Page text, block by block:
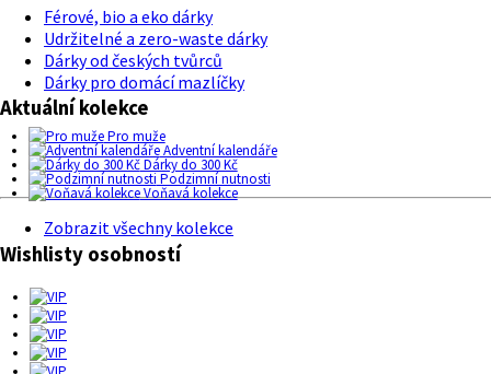
Férové, bio a eko dárky
Udržitelné a zero-waste dárky
Dárky od českých tvůrců
Dárky pro domácí mazlíčky
Aktuální kolekce
Pro muže
Adventní kalendáře
Dárky do 300 Kč
Podzimní nutnosti
Voňavá kolekce
Zobrazit všechny kolekce
Wishlisty osobností